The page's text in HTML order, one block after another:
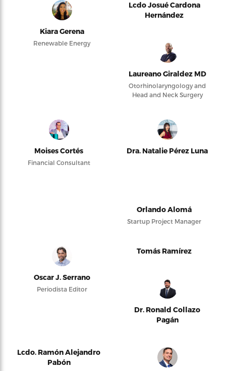
Kiara Gerena
Renewable Energy
Lcdo Josué Cardona
Hernández
Laureano Giraldez MD
Otorhinolaryngology and
Head and Neck Surgery
Moises Cortés
Financial Consultant
Dra. Natalie Pérez Luna
Orlando Alomá
Startup Project Manager
Oscar J. Serrano
Periodista Editor
Tomás Ramírez
Dr. Ronald Collazo
Pagán
Lcdo. Ramón Alejandro
Pabón